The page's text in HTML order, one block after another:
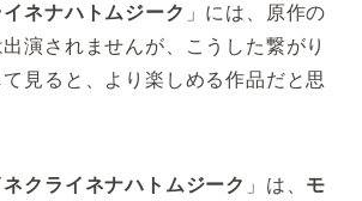
ネナハトムジーク 」には、原作の
出演されませんが、こうした繋がり
見ると、より楽しめる作品だと思
ネクライネナハトムジーク 」は、 モ